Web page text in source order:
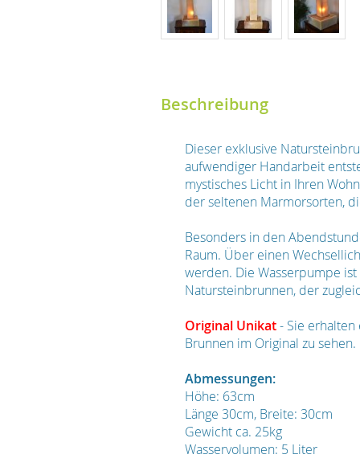
Beschreibung
Dieser exklusive
aufwendiger Handarbeit
mystisches Licht in Ihren
der seltenen Marmorsorten,
Besonders in den
Raum. Über einen
werden. Die Wasserpumpe
Natursteinbrunnen, der
Original Unikat- Sie
Brunnen im Original zu sehen.
Abmessungen:
Höhe: 63cm
Länge 30cm, Breite: 30cm
Gewicht ca. 25kg
Wasservolumen: 5 Liter